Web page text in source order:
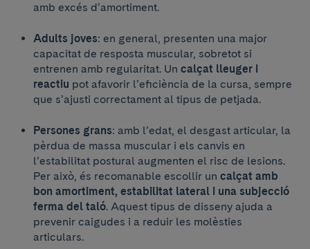
amb excés d’amortiment.
Adults joves: en general, presenten una major
capacitat de resposta muscular, sobretot si
entrenen amb regularitat. Un calçat lleuger i
reactiu pot afavorir l’eficiència de la cursa, sempre
que s’ajusti correctament al tipus de petjada.
Persones grans: amb l’edat, el desgast articular, la
pèrdua de massa muscular i els canvis en
l’estabilitat postural augmenten el risc de lesions.
Per això, és recomanable escollir un calçat amb
bon amortiment, estabilitat lateral i una subjecció
ferma del taló. Aquest tipus de disseny ajuda a
prevenir caigudes i a reduir les molèsties
articulars.